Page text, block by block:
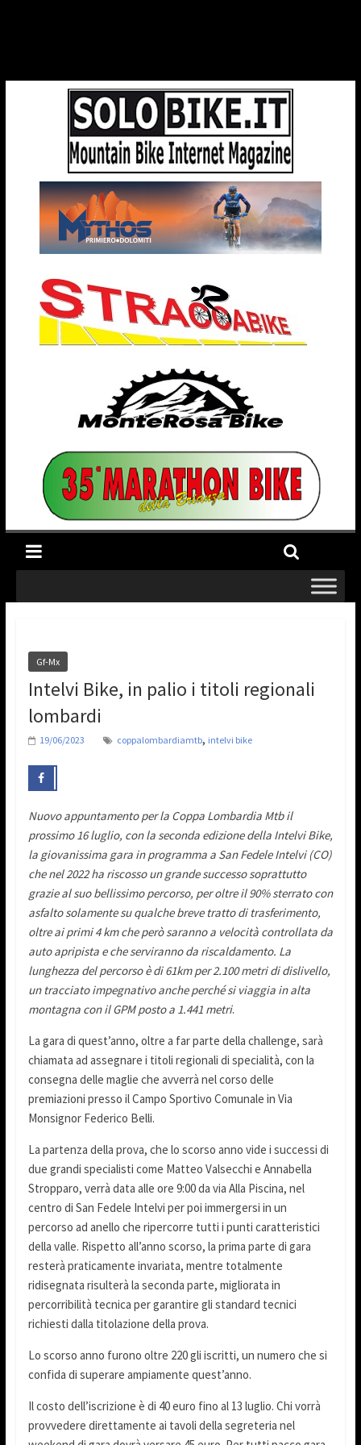
Gf-Mx
Intelvi Bike, in palio i titoli regionali
lombardi
19/06/2023 coppalombardiamtb, intelvi bike
Nuovo appuntamento per la Coppa Lombardia Mtb il
prossimo 16 luglio, con la seconda edizione della Intelvi Bike,
la giovanissima gara in programma a San Fedele Intelvi (CO)
che nel 2022 ha riscosso un grande successo soprattutto
grazie al suo bellissimo percorso, per oltre il 90% sterrato con
asfalto solamente su qualche breve tratto di trasferimento,
oltre ai primi 4 km che però saranno a velocità controllata da
auto apripista e che serviranno da riscaldamento. La
lunghezza del percorso è di 61km per 2.100 metri di dislivello,
un tracciato impegnativo anche perché si viaggia in alta
montagna con il GPM posto a 1.441 metri.
La gara di quest’anno, oltre a far parte della challenge, sarà
chiamata ad assegnare i titoli regionali di specialità, con la
consegna delle maglie che avverrà nel corso delle
premiazioni presso il Campo Sportivo Comunale in Via
Monsignor Federico Belli.
La partenza della prova, che lo scorso anno vide i successi di
due grandi specialisti come Matteo Valsecchi e Annabella
Stropparo, verrà data alle ore 9:00 da via Alla Piscina, nel
centro di San Fedele Intelvi per poi immergersi in un
percorso ad anello che ripercorre tutti i punti caratteristici
della valle. Rispetto all’anno scorso, la prima parte di gara
resterà praticamente invariata, mentre totalmente
ridisegnata risulterà la seconda parte, migliorata in
percorribilità tecnica per garantire gli standard tecnici
richiesti dalla titolazione della prova.
Lo scorso anno furono oltre 220 gli iscritti, un numero che si
confida di superare ampiamente quest’anno.
Il costo dell’iscrizione è di 40 euro fino al 13 luglio. Chi vorrà
provvedere direttamente ai tavoli della segreteria nel